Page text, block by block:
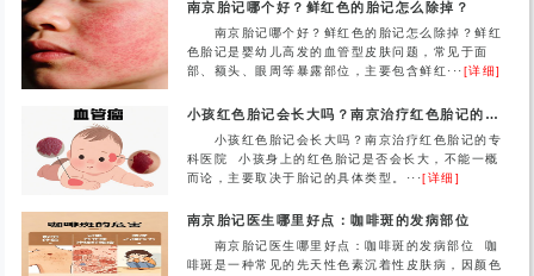
南京胎记哪个好？鲜红色的胎记怎么除掉？
南京胎记哪个好？鲜红色的胎记怎么除掉？鲜红
色胎记是婴幼儿高发的血管型皮肤问题，常见于面
部、额头、眼周等暴露部位，主要包含鲜红···[详细]
小孩红色胎记会长大吗？南京治疗红色胎记的专科医院
小孩红色胎记会长大吗？南京治疗红色胎记的专
科医院 小孩身上的红色胎记是否会长大，不能一概
而论，主要取决于胎记的具体类型。···[详细]
南京胎记医生哪里好点：咖啡斑的发病部位
南京胎记医生哪里好点：咖啡斑的发病部位 咖
啡斑是一种常见的先天性色素沉着性皮肤病，因颜色